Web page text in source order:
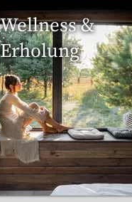
Wellness &
Erholung
12 Reisen gefunden